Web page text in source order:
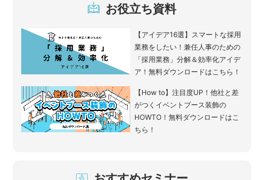
お役立ち資料
【アイデア16選】スマートな採用
業務をしたい！兼任人事のための
「採用業務」分解＆効率化アイデ
ア！無料ダウンロードはこちら！
【How to】注目度UP！他社と差
がつくイベントブース装飾の
HOWTO！無料ダウンロードはこ
ちら！